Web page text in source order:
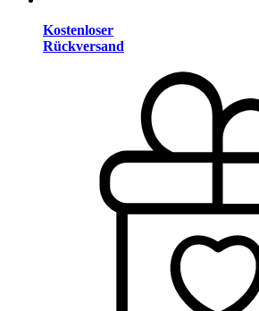
Kostenloser
Rückversand